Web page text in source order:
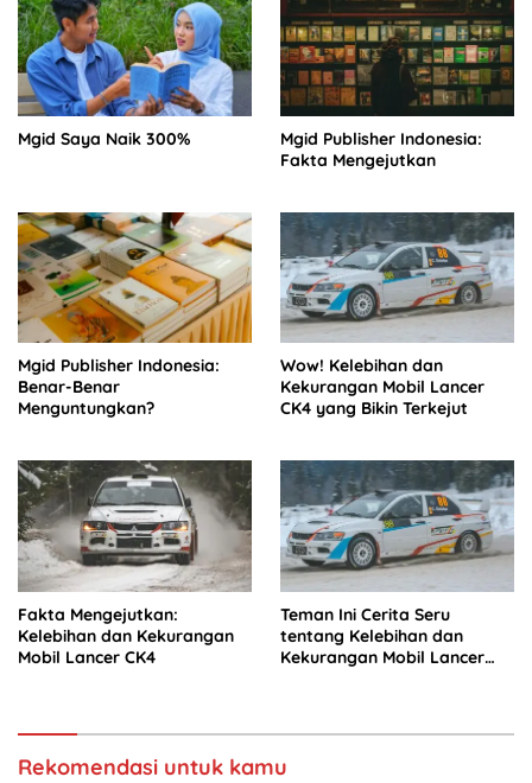
Mgid Saya Naik 300%
Mgid Publisher Indonesia:
Fakta Mengejutkan
Mgid Publisher Indonesia:
Benar-Benar
Menguntungkan?
Wow! Kelebihan dan
Kekurangan Mobil Lancer
CK4 yang Bikin Terkejut
Fakta Mengejutkan:
Kelebihan dan Kekurangan
Mobil Lancer CK4
Teman Ini Cerita Seru
tentang Kelebihan dan
Kekurangan Mobil Lancer
Rekomendasi untuk kamu